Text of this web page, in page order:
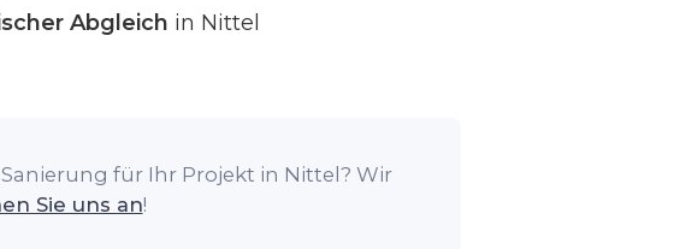
Abgleich in Nittel
für Ihr Projekt in Nittel? Wir
Sie uns an!